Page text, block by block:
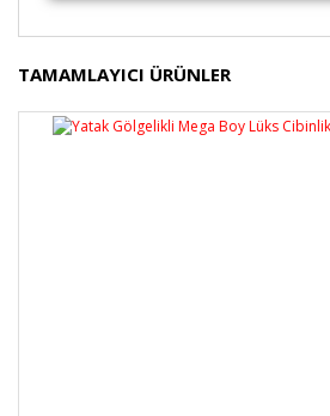
Bu ürünün fiyat bilgisi, resim, ürün
diğer konularda yetersiz gördüğünüz
formunu kullanarak tarafımıza
Görüş ve önerileriniz için teşekkür
TAMAMLAYICI ÜRÜNLER